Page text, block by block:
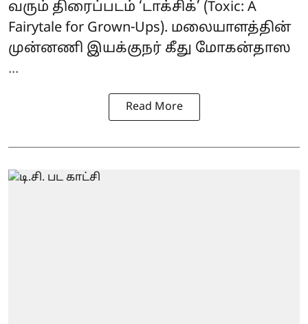
வரும் திரைப்படம் ‘டாக்சிக்’ (Toxic: A
Fairytale for Grown-Ups). மலையாளத்தின்
முன்னணி இயக்குநர் கீது மோகன்தாஸ
...
Read More